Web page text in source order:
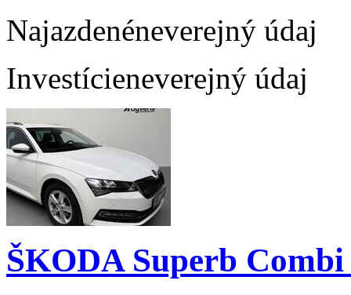
Najazdenéneverejný údaj
Investícieneverejný údaj
ŠKODA Superb